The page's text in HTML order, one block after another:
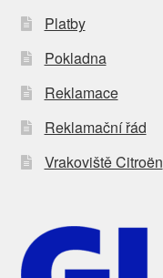
Platby
Pokladna
Reklamace
Reklamační řád
Vrakoviště Citroën